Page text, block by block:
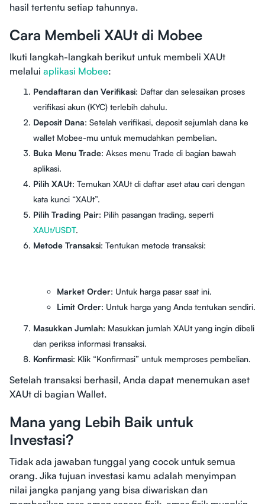
hasil tertentu setiap tahunnya.
Cara Membeli XAUt di Mobee
Ikuti langkah-langkah berikut untuk membeli XAUt
melalui aplikasi Mobee:
Pendaftaran dan Verifikasi: Daftar dan selesaikan proses
verifikasi akun (KYC) terlebih dahulu.
Deposit Dana: Setelah verifikasi, deposit sejumlah dana ke
wallet Mobee-mu untuk memudahkan pembelian.
Buka Menu Trade: Akses menu Trade di bagian bawah
aplikasi.
Pilih XAUt: Temukan XAUt di daftar aset atau cari dengan
kata kunci “XAUt”.
Pilih Trading Pair: Pilih pasangan trading, seperti
XAUt/USDT.
Metode Transaksi: Tentukan metode transaksi:
Market Order: Untuk harga pasar saat ini.
Limit Order: Untuk harga yang Anda tentukan sendiri.
Masukkan Jumlah: Masukkan jumlah XAUt yang ingin dibeli
dan periksa informasi transaksi.
Konfirmasi: Klik “Konfirmasi” untuk memproses pembelian.
Setelah transaksi berhasil, Anda dapat menemukan aset
XAUt di bagian Wallet.
Mana yang Lebih Baik untuk
Investasi?
Tidak ada jawaban tunggal yang cocok untuk semua
orang. Jika tujuan investasi kamu adalah menyimpan
nilai jangka panjang yang bisa diwariskan dan